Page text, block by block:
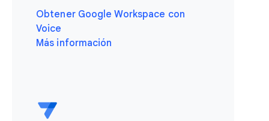
Obtener Google Workspace con
Voice
Más información